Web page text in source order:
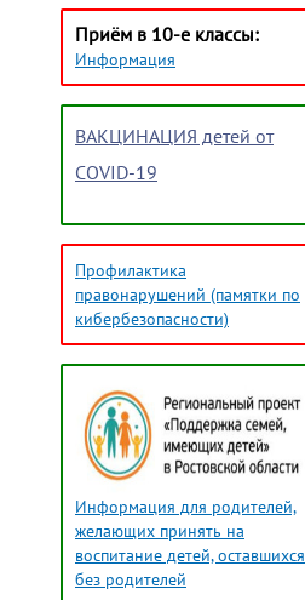
Приём в 10-е классы:
Информация
ВАКЦИНАЦИЯ детей от
COVID-19
Профилактика
правонарушений (памятки по
кибербезопасности)
Информация для родителей,
желающих принять на
воспитание детей, оставшихся
без родителей